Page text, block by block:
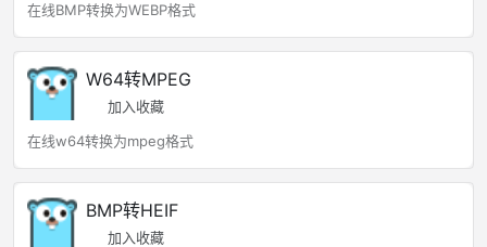
在线BMP转换为WEBP格式
W64转MPEG
加入收藏
在线w64转换为mpeg格式
BMP转HEIF
加入收藏